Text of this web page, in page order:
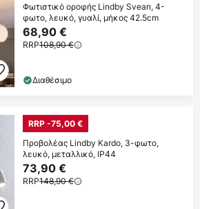
Φωτιστικό οροφής Lindby Svean, 4-
φωτο, λευκό, γυαλί, μήκος 42.5cm
68,90 €
RRP108,90 €
Διαθέσιμο
RRP -75,00 €
Προβολέας Lindby Kardo, 3-φωτο,
λευκό, μεταλλικό, IP44
73,90 €
RRP148,90 €